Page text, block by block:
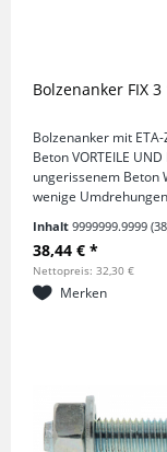
Bolzenanker FIX
Bolzenanker mit
Beton VORTEILE
ungerissenem Beton
wenige
Inhalt9999999.9999
38,44 € *
Nettopreis: 32,30 €
Merken